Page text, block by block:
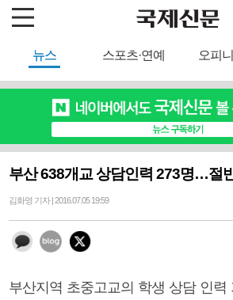
뉴스 스포츠·연예 오피
부산 638개교 상담인력 273명…절
김화영 기자 | 2016.07.05 19:59
부산지역 초중고교의 학생 상담 인력